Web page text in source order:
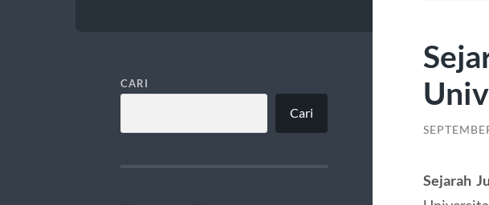
CARI
Cari
Sejarah